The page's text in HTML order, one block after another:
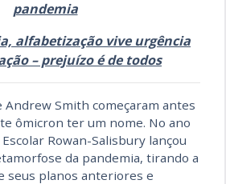
pandemia
alfabetização vive urgência
– prejuízo é de todos
Smith começaram antes
ômicron ter um nome. No ano
Rowan-Salisbury lançou
da pandemia, tirando a
seus planos anteriores e